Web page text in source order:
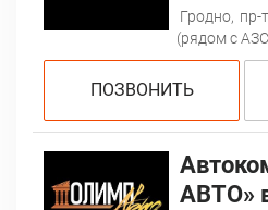
Гродно, пр-
(рядом с
ПОЗВОНИТЬ
АВТО»